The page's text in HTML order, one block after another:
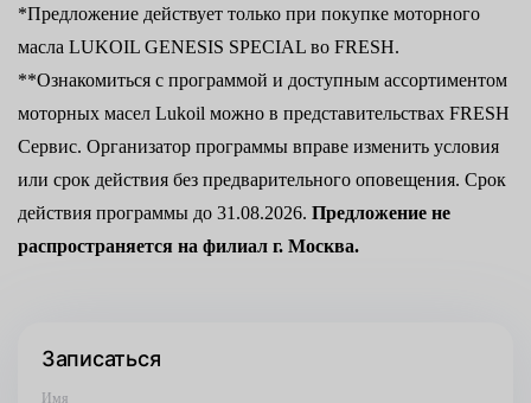
*Предложение действует только при покупке моторного
масла LUKOIL GENESIS SPECIAL во FRESH.
**Ознакомиться с программой и доступным ассортиментом
моторных масел Lukoil можно в представительствах FRESH
Сервис. Организатор программы вправе изменить условия
или срок действия без предварительного оповещения. Срок
действия программы до 31.08.2026. Предложение не
распространяется на филиал г. Москва.
Записаться
Имя